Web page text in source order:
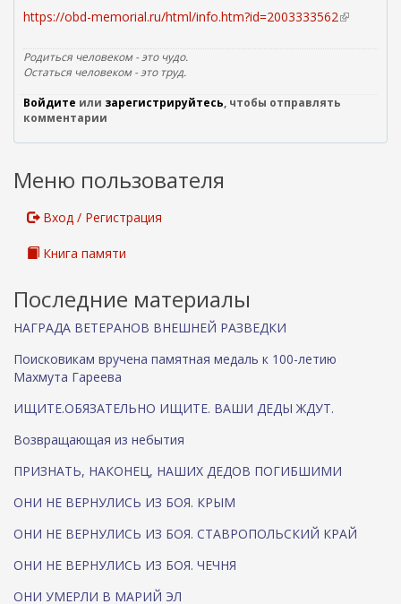
https://obd-memorial.ru/html/info.htm?id=2003333562(
н
н
я
Родиться человеком - это чудо.
Остаться человеком - это труд.
Войдите или зарегистрируйтесь, чтобы отправлять
комментарии
Меню пользователя
Вход / Регистрация
Книга памяти
Последние материалы
НАГРАДА ВЕТЕРАНОВ ВНЕШНЕЙ РАЗВЕДКИ
Поисковикам вручена памятная медаль к 100-летию
Махмута Гареева
ИЩИТЕ.ОБЯЗАТЕЛЬНО ИЩИТЕ. ВАШИ ДЕДЫ ЖДУТ.
Возвращающая из небытия
ПРИЗНАТЬ, НАКОНЕЦ, НАШИХ ДЕДОВ ПОГИБШИМИ
ОНИ НЕ ВЕРНУЛИСЬ ИЗ БОЯ. КРЫМ
ОНИ НЕ ВЕРНУЛИСЬ ИЗ БОЯ. СТАВРОПОЛЬСКИЙ КРАЙ
ОНИ НЕ ВЕРНУЛИСЬ ИЗ БОЯ. ЧЕЧНЯ
ОНИ УМЕРЛИ В МАРИЙ ЭЛ